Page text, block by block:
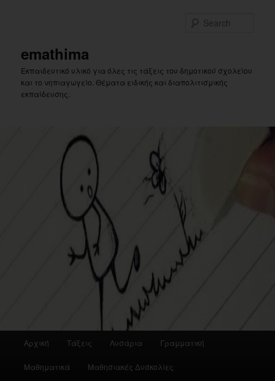
emathima
Εκπαιδευτικό υλικό για όλες τις τάξεις του δημοτικού σχολείου
και το νηπιαγωγείο. Θέματα ειδικής και διαπολιτισμικής
εκπαίδευσης.
Αρχική Τάξεις Λυσάρια Γραμματική
Μαθηματικά Μαθησιακές Δυσκολίες